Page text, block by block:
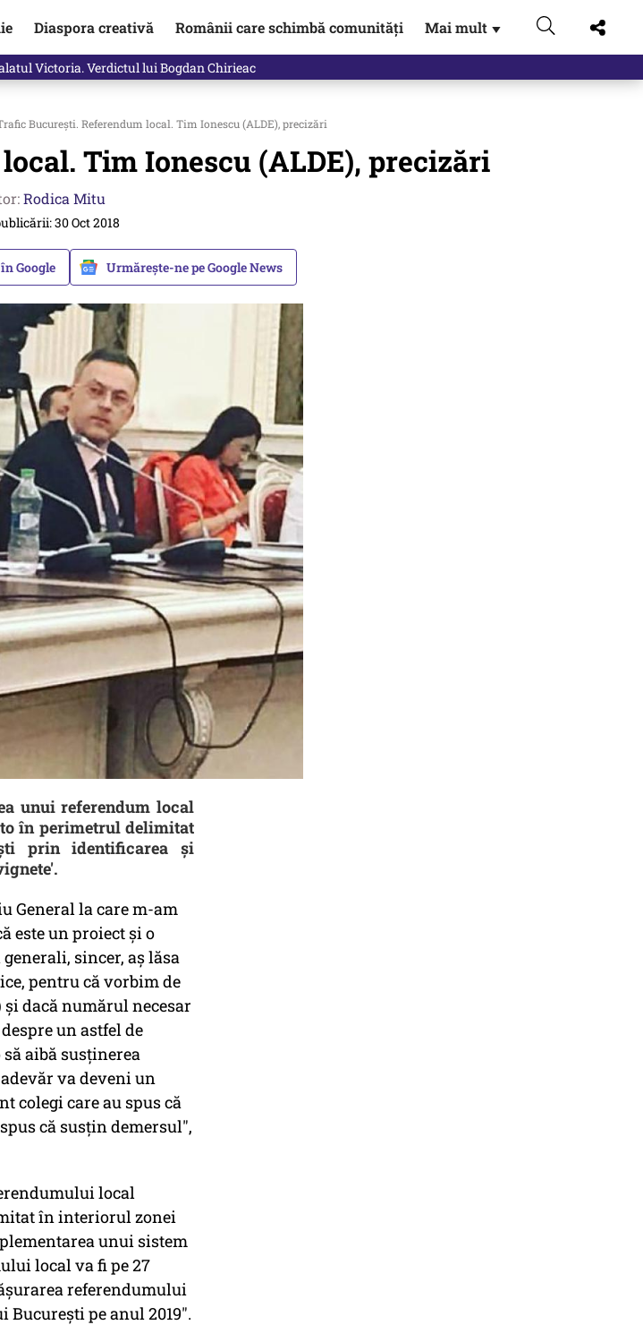
Diaspora creativă Românii care schimbă comunități Mai mult ▼
Victoria. Verdictul lui Bogdan Chirieac
București. Referendum local. Tim Ionescu (ALDE), precizări
Tim Ionescu (ALDE), precizări
Rodica Mitu
30 Oct 2018
Google Urmărește-ne pe Google News
unui referendum local
în perimetrul delimitat
prin identificarea şi
General la care m-am
este un proiect şi o
sincer, aş lăsa
pentru că vorbim de
dacă numărul necesar
un astfel de
să aibă susţinerea
va deveni un
colegi care au spus că
că susţin demersul",
local
în interiorul zonei
unui sistem
local va fi pe 27
referendumului
pe anul 2019".